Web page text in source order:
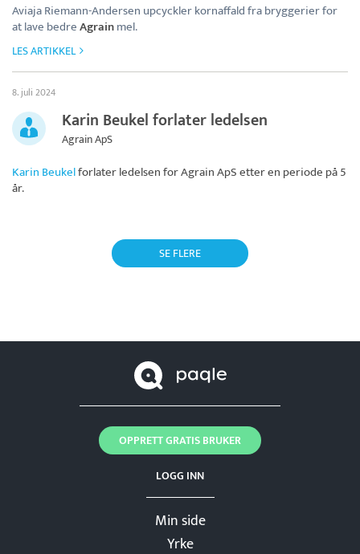
Aviaja Riemann-Andersen upcyckler kornaffald fra bryggerier for
at lave bedreAgrainmel.
LES ARTIKKEL
8. juli 2024
Karin Beukel forlater ledelsen
Agrain ApS
Karin Beukelforlater ledelsen forAgrain ApSetter en periode på 5
år.
SE FLERE
Min side
Yrke
LOGG INN
OPPRETT GRATIS BRUKER